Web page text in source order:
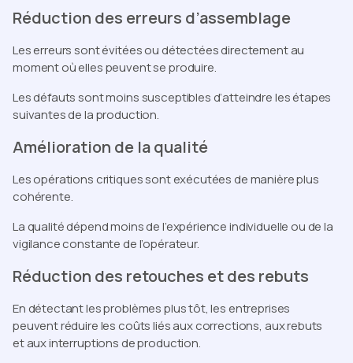
Réduction des erreurs d’assemblage
Les erreurs sont évitées ou détectées directement au
moment où elles peuvent se produire.
Les défauts sont moins susceptibles d’atteindre les étapes
suivantes de la production.
Amélioration de la qualité
Les opérations critiques sont exécutées de manière plus
cohérente.
La qualité dépend moins de l’expérience individuelle ou de la
vigilance constante de l’opérateur.
Réduction des retouches et des rebuts
En détectant les problèmes plus tôt, les entreprises
peuvent réduire les coûts liés aux corrections, aux rebuts
et aux interruptions de production.